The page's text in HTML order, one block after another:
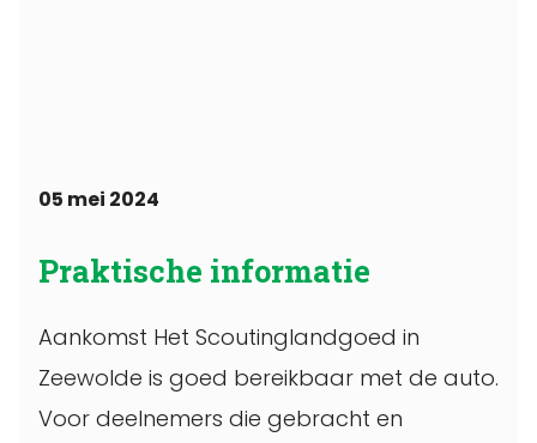
05 mei 2024
Praktische informatie
Aankomst Het Scoutinglandgoed in
Zeewolde is goed bereikbaar met de auto.
Voor deelnemers die gebracht en